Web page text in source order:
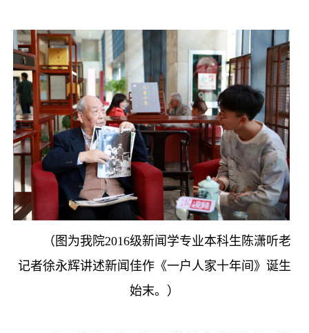
（图为我院2016级新闻学专业本科生陈潇听老
记者徐永辉讲述新闻佳作《一户人家十年间》诞生
始末。）